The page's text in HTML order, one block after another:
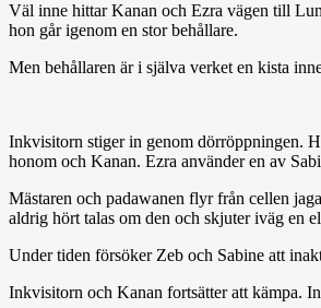
Väl inne hittar Kanan och Ezra vägen till
hon går igenom en stor behållare.
Men behållaren är i själva verket en kista
Inkvisitorn stiger in genom dörröppningen.
honom och Kanan. Ezra använder en av
Mästaren och padawanen flyr från cellen
aldrig hört talas om den och skjuter iväg en
Under tiden försöker Zeb och Sabine att
Inkvisitorn och Kanan fortsätter att kämpa.